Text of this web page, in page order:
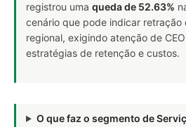
registrou uma queda de 52.63%
cenário que pode indicar retração
regional, exigindo atenção de
estratégias de retenção e custos.
O que faz o segmento de